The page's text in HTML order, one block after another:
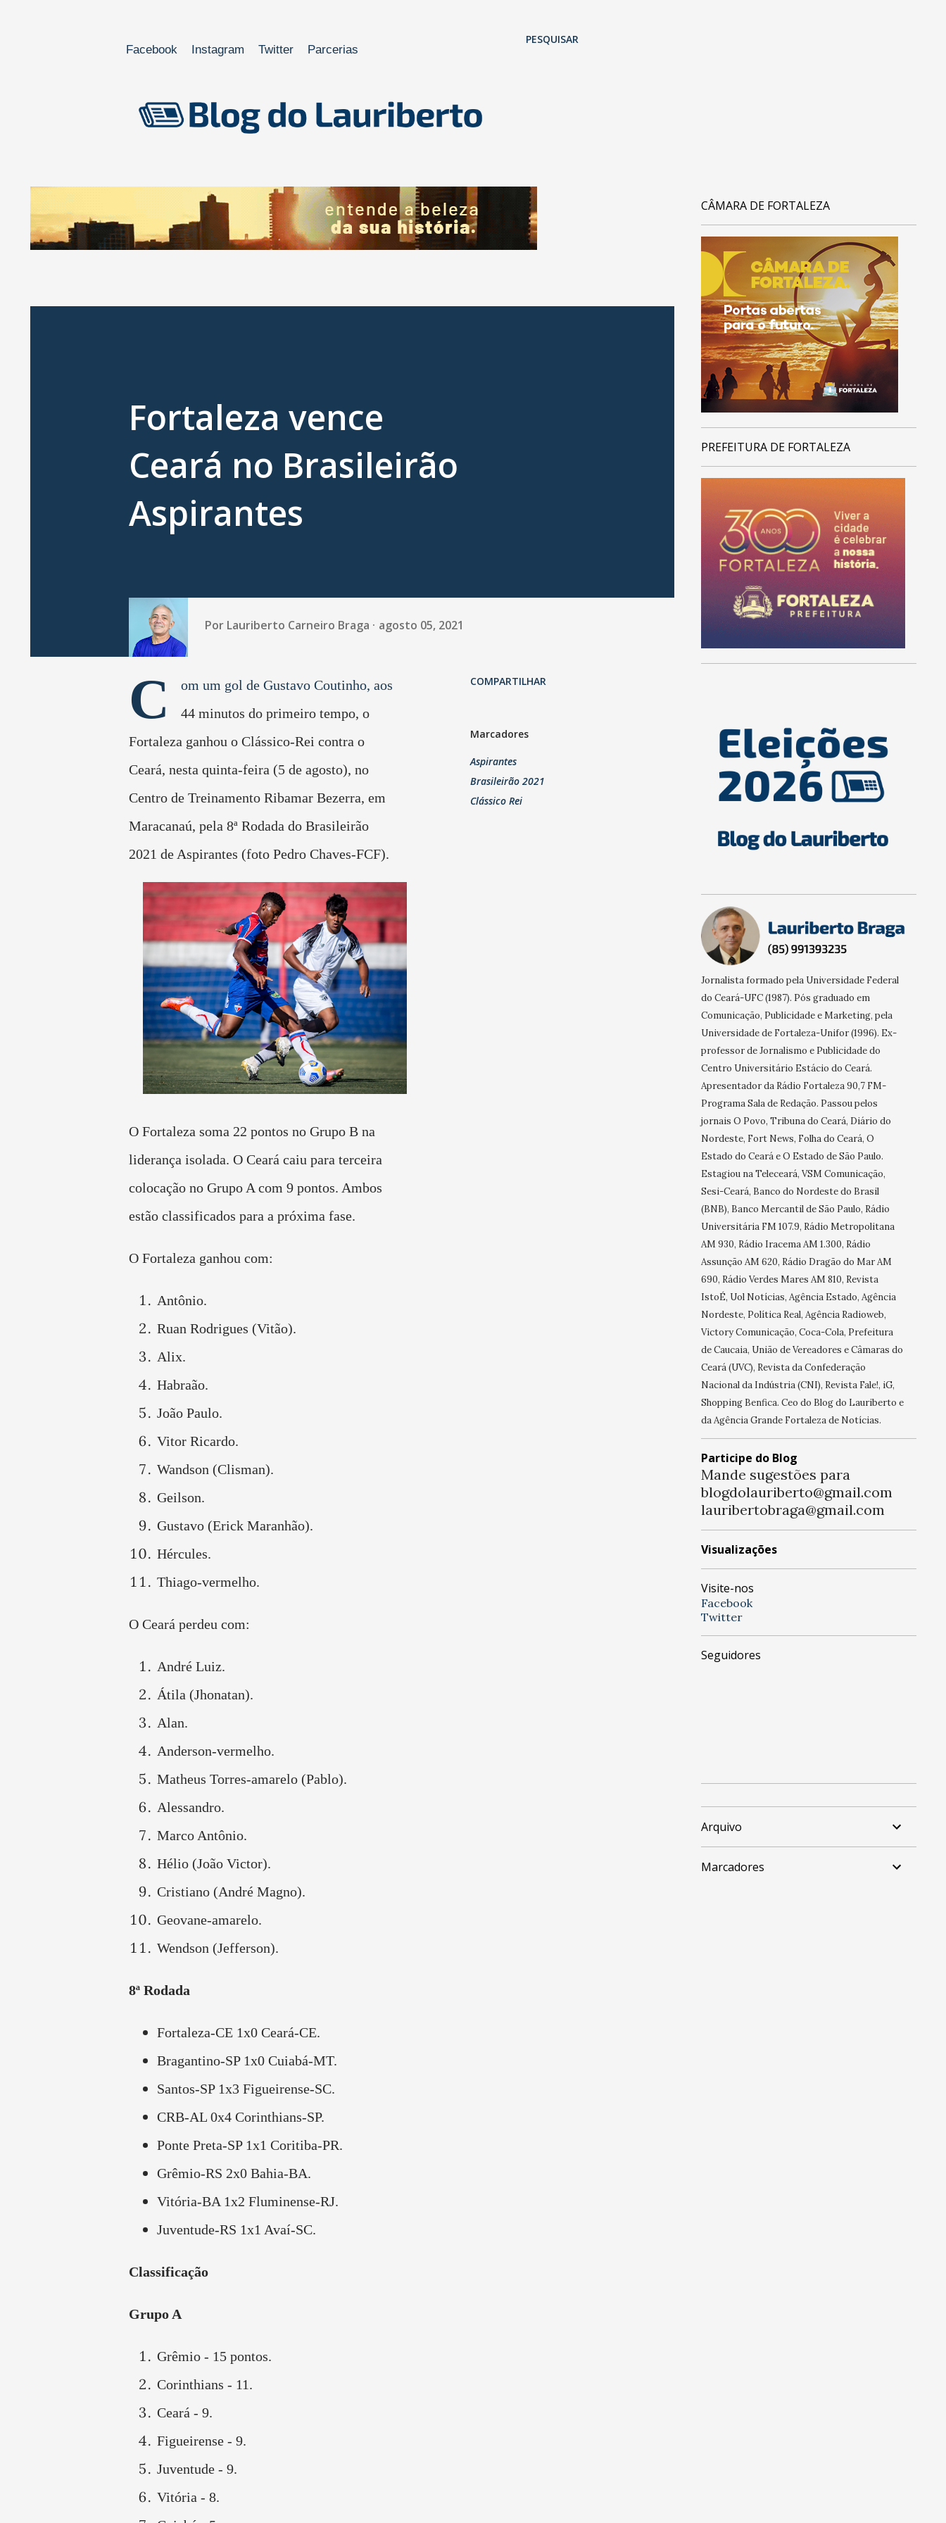
Facebook Instagram Twitter Parcerias
PESQUISAR
Fortaleza vence
Ceará no Brasileirão
Aspirantes
Por Lauriberto Carneiro Braga agosto 05, 2021
C
om um gol de Gustavo Coutinho, aos
44 minutos do primeiro tempo, o
Fortaleza ganhou o Clássico-Rei contra o
Ceará, nesta quinta-feira (5 de agosto), no
Centro de Treinamento Ribamar Bezerra, em
Maracanaú, pela 8ª Rodada do Brasileirão
2021 de Aspirantes (foto Pedro Chaves-FCF).
O Fortaleza soma 22 pontos no Grupo B na
liderança isolada. O Ceará caiu para terceira
colocação no Grupo A com 9 pontos. Ambos
estão classificados para a próxima fase.
O Fortaleza ganhou com:
Antônio.
Ruan Rodrigues (Vitão).
Alix.
Habraão.
João Paulo.
Vitor Ricardo.
Wandson (Clisman).
Geilson.
Gustavo (Erick Maranhão).
Hércules.
Thiago-vermelho.
O Ceará perdeu com:
André Luiz.
Átila (Jhonatan).
Alan.
Anderson-vermelho.
Matheus Torres-amarelo (Pablo).
Alessandro.
Marco Antônio.
Hélio (João Victor).
Cristiano (André Magno).
Geovane-amarelo.
Wendson (Jefferson).
8ª Rodada
Fortaleza-CE 1x0 Ceará-CE.
Bragantino-SP 1x0 Cuiabá-MT.
Santos-SP 1x3 Figueirense-SC.
CRB-AL 0x4 Corinthians-SP.
Ponte Preta-SP 1x1 Coritiba-PR.
Grêmio-RS 2x0 Bahia-BA.
Vitória-BA 1x2 Fluminense-RJ.
Juventude-RS 1x1 Avaí-SC.
Classificação
Grupo A
Grêmio - 15 pontos.
Corinthians - 11.
Ceará - 9.
Figueirense - 9.
Juventude - 9.
Vitória - 8.
COMPARTILHAR
Marcadores
Aspirantes
Brasileirão 2021
Clássico Rei
CÂMARA DE FORTALEZA
PREFEITURA DE FORTALEZA
Jornalista formado pela Universidade Federal
do Ceará-UFC (1987). Pós graduado em
Comunicação, Publicidade e Marketing, pela
Universidade de Fortaleza-Unifor (1996). Ex-
professor de Jornalismo e Publicidade do
Centro Universitário Estácio do Ceará.
Apresentador da Rádio Fortaleza 90,7 FM-
Programa Sala de Redação. Passou pelos
jornais O Povo, Tribuna do Ceará, Diário do
Nordeste, Fort News, Folha do Ceará, O
Estado do Ceará e O Estado de São Paulo.
Estagiou na Teleceará, VSM Comunicação,
Sesi-Ceará, Banco do Nordeste do Brasil
(BNB), Banco Mercantil de São Paulo, Rádio
Universitária FM 107.9, Rádio Metropolitana
AM 930, Rádio Iracema AM 1.300, Rádio
Assunção AM 620, Rádio Dragão do Mar AM
690, Rádio Verdes Mares AM 810, Revista
IstoÉ, Uol Notícias, Agência Estado, Agência
Nordeste, Política Real, Agência Radioweb,
Victory Comunicação, Coca-Cola, Prefeitura
de Caucaia, União de Vereadores e Câmaras do
Ceará (UVC), Revista da Confederação
Nacional da Indústria (CNI), Revista Fale!, iG,
Shopping Benfica. Ceo do Blog do Lauriberto e
da Agência Grande Fortaleza de Notícias.
Participe do Blog
Mande sugestões para
blogdolauriberto@gmail.com
lauribertobraga@gmail.com
Visualizações
Visite-nos
Facebook
Twitter
Seguidores
Arquivo
Marcadores